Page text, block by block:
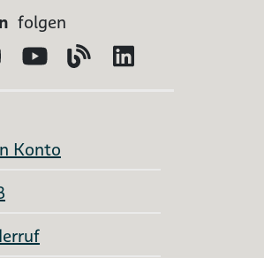
folgen
Instagram
YouTubeBlog
Konto